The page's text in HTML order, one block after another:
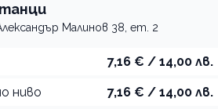
Малинов 38, ет. 2
7,16 € / 14,00 лв.
ниво
7,16 € / 14,00 лв.